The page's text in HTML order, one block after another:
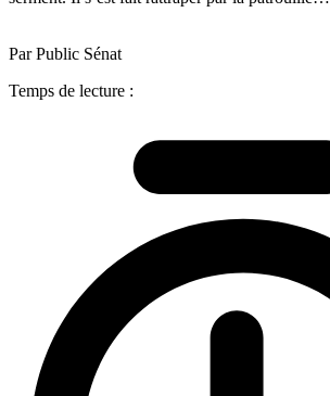
Par Public Sénat
Temps de lecture :